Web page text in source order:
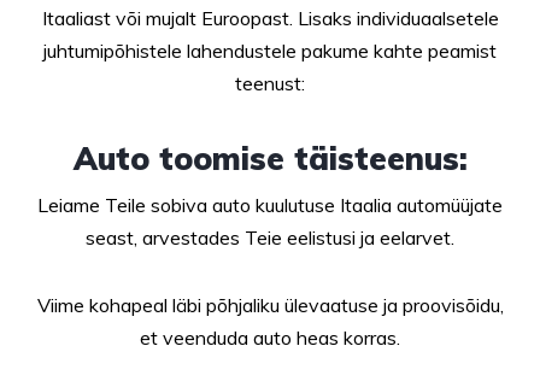
Itaaliast või mujalt Euroopast. Lisaks individuaalsetele
juhtumipõhistele lahendustele pakume kahte peamist
teenust:
Auto toomise täisteenus:
Leiame Teile sobiva auto kuulutuse Itaalia automüüjate
seast, arvestades Teie eelistusi ja eelarvet.
Viime kohapeal läbi põhjaliku ülevaatuse ja proovisõidu,
et veenduda auto heas korras.